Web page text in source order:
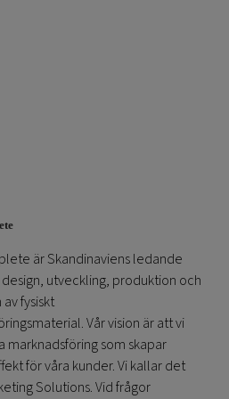
är Skandinaviens ledande
utveckling, produktion och
fysiskt
Vår vision är att vi
marknadsföring som skapar
för våra kunder. Vi kallar det
Solutions. Vid frågor